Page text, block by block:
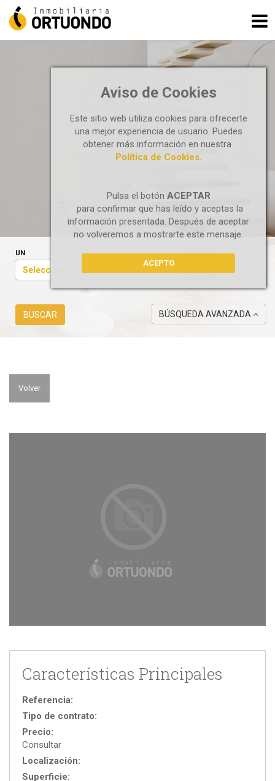
Aviso de Cookies
Este sitio web utiliza cookies para ofrecerte
una mejor experiencia de usuario. Puedes
obtener más información en nuestra
Política de Cookies.
Pulsa el botón ACEPTAR
para confirmar que has leído y aceptas la
información presentada. Después de aceptar
no volveremos a mostrarte este mensaje.
ACEPTO
PISOS
UN
Seleccione...
BUSCAR BÚSQUEDA AVANZADA
Volver
Características Principales
Referencia:
Tipo de contrato:
Precio:
Consultar
Localización:
Superficie: